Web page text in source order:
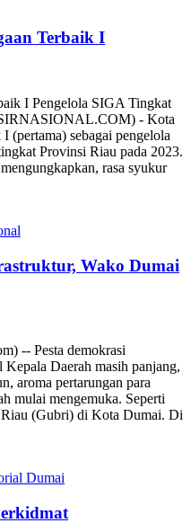
Terbaik I
I Pengelola SIGA Tingkat
- Kota
(pertama) sebagai pengelola
Provinsi Riau pada 2023.
rasa syukur
Wako Dumai
-- Pesta demokrasi
Daerah masih panjang,
aroma pertarungan para
mulai mengemuka. Seperti
(Gubri) di Kota Dumai. Di
Dumai